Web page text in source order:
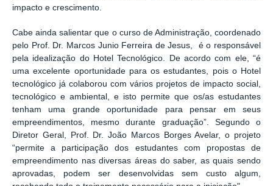
impacto e crescimento.
Cabe ainda salientar que o curso de Administração, coordenado
pelo Prof. Dr. Marcos Junio Ferreira de Jesus,
é o responsável
pela idealização do Hotel Tecnológico. De acordo com ele, “é
uma excelente oportunidade para os estudantes, pois o Hotel
tecnológico já colaborou com vários projetos de impacto social,
tecnológico e ambiental, e isto permite que os/as estudantes
tenham uma grande oportunidade para pensar em seus
empreendimentos, mesmo durante graduação”. Segundo o
Diretor Geral, Prof. Dr. João Marcos Borges Avelar, o projeto
“permite a participação dos estudantes com propostas de
empreendimento nas diversas áreas do saber, as quais sendo
aprovadas, podem ser desenvolvidas sem custo algum,